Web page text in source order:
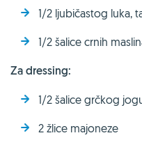
1/2 ljubičastog luka,
1/2 šalice crnih
Za dressing:
1/2 šalice grčkog
2 žlice majoneze